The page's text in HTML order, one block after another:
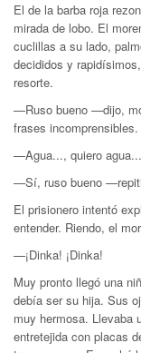
El de la barba roja
mirada de lobo. El
cuclillas a su lado,
decididos y
resorte.
—Ruso bueno —dijo,
frases incomprensibles.
—Agua..., quiero
—Sí, ruso bueno
El prisionero intentó
entender. Riendo, el
—¡Dinka! ¡Dinka!
Muy pronto llegó una
debía ser su hija. Sus
muy hermosa. Llevaba
entretejida con placas